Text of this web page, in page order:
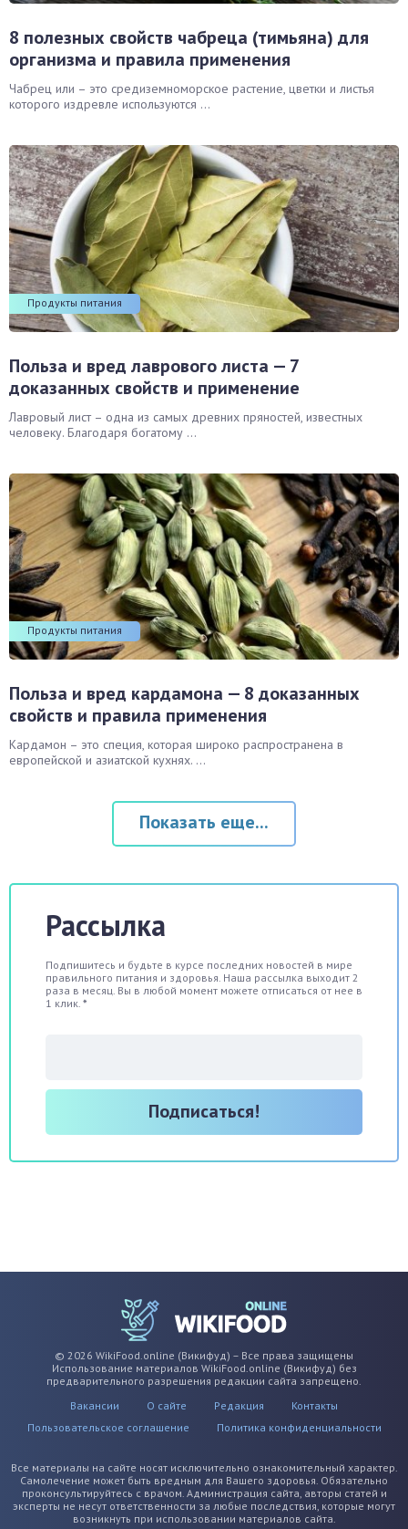
8 полезных свойств чабреца (тимьяна) для
организма и правила применения
Чабрец или – это средиземноморское растение, цветки и листья
которого издревле используются ...
Продукты питания
Польза и вред лаврового листа — 7
доказанных свойств и применение
Лавровый лист – одна из самых древних пряностей, известных
человеку. Благодаря богатому ...
Продукты питания
Польза и вред кардамона — 8 доказанных
свойств и правила применения
Кардамон – это специя, которая широко распространена в
европейской и азиатской кухнях. ...
Показать еще...
Рассылка
Подпишитесь и будьте в курсе последних новостей в мире
правильного питания и здоровья. Наша рассылка выходит 2
раза в месяц. Вы в любой момент можете отписаться от нее в
1 клик. *
© 2026 WikiFood.online (Викифуд) – Все права защищены
Использование материалов WikiFood.online (Викифуд) без
предварительного разрешения редакции сайта запрещено.
Вакансии
О сайте Редакция
Контакты
Пользовательское соглашение
Политика конфиденциальности
Все материалы на сайте носят исключительно ознакомительный характер.
Самолечение может быть вредным для Вашего здоровья. Обязательно
проконсультируйтесь с врачом. Администрация сайта, авторы статей и
эксперты не несут ответственности за любые последствия, которые могут
возникнуть при использовании материалов сайта.